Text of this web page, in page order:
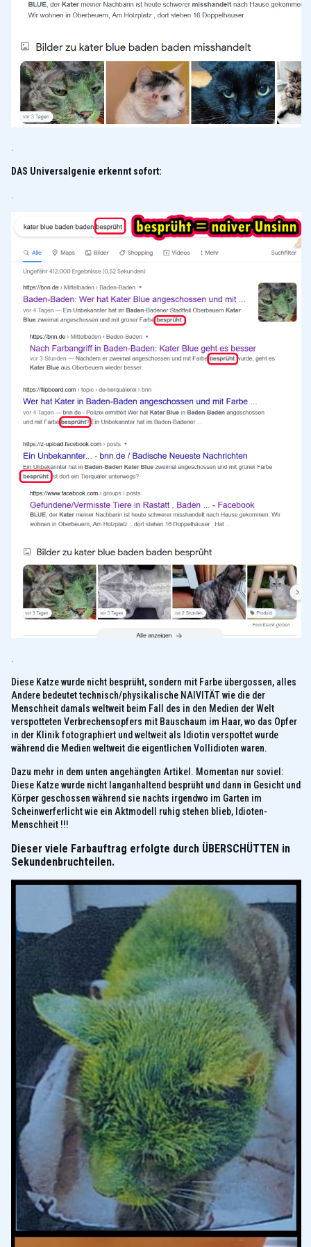
.
DAS Universalgenie erkennt sofort:
.
.
Diese Katze wurde nicht besprüht, sondern mit Farbe übergossen, alles
Andere bedeutet technisch/physikalische NAIVITÄT wie die der
Menschheit damals weltweit beim Fall des in den Medien der Welt
verspotteten Verbrechensopfers mit Bauschaum im Haar, wo das Opfer
in der Klinik fotographiert und weltweit als Idiotin verspottet wurde
während die Medien weltweit die eigentlichen Vollidioten waren.
Dazu mehr in dem unten angehängten Artikel. Momentan nur soviel:
Diese Katze wurde nicht langanhaltend besprüht und dann in Gesicht und
Körper geschossen während sie nachts irgendwo im Garten im
Scheinwerferlicht wie ein Aktmodell ruhig stehen blieb, Idioten-
Menschheit !!!
Dieser viele Farbauftrag erfolgte durch ÜBERSCHÜTTEN in
Sekundenbruchteilen.